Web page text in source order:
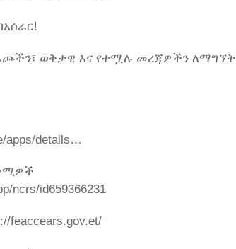
ወቅታዊ እና የተሟሉ መረጃዎችን ለማግኘት
apps/details…
ncrs/id659366231